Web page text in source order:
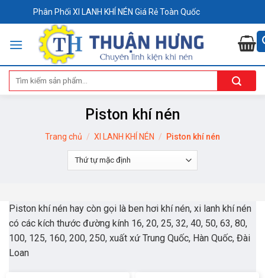
to
Phân Phối XI LANH KHÍ NÉN Giá Rẻ Toàn Quốc
Tìm
kiếm:
Piston khí nén
Trang chủ / XI LANH KHÍ NÉN / Piston khí nén
Piston khí nén hay còn gọi là ben hơi khí nén, xi lanh khí nén
có các kích thước đường kính 16, 20, 25, 32, 40, 50, 63, 80,
100, 125, 160, 200, 250, xuất xứ Trung Quốc, Hàn Quốc, Đài
Loan